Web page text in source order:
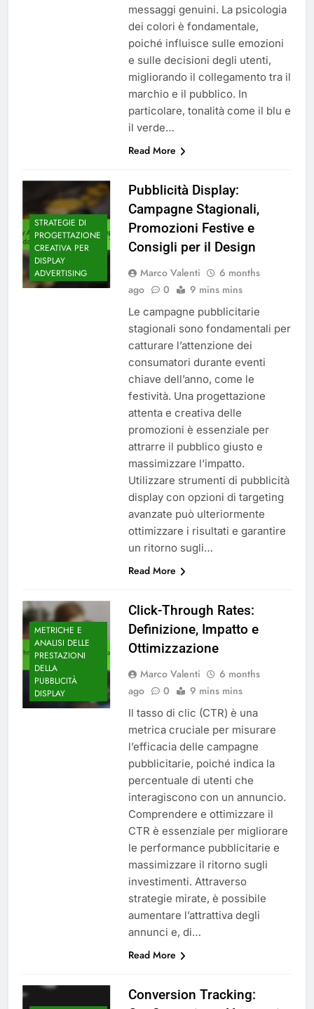
messaggi genuini. La psicologia
dei colori è fondamentale,
poiché influisce sulle emozioni
e sulle decisioni degli utenti,
migliorando il collegamento tra il
marchio e il pubblico. In
particolare, tonalità come il blu e
il verde…
Read More
STRATEGIE DI
PROGETTAZIONE
CREATIVA PER
DISPLAY
ADVERTISING
Pubblicità Display:
Campagne Stagionali,
Promozioni Festive e
Consigli per il Design
Marco Valenti
6 months
ago
0 9 mins mins
Le campagne pubblicitarie
stagionali sono fondamentali per
catturare l’attenzione dei
consumatori durante eventi
chiave dell’anno, come le
festività. Una progettazione
attenta e creativa delle
promozioni è essenziale per
attrarre il pubblico giusto e
massimizzare l’impatto.
Utilizzare strumenti di pubblicità
display con opzioni di targeting
avanzate può ulteriormente
ottimizzare i risultati e garantire
un ritorno sugli…
Read More
METRICHE E
ANALISI DELLE
PRESTAZIONI
DELLA
PUBBLICITÀ
DISPLAY
Click-Through Rates:
Definizione, Impatto e
Ottimizzazione
Marco Valenti
6 months
ago
0 9 mins mins
Il tasso di clic (CTR) è una
metrica cruciale per misurare
l’efficacia delle campagne
pubblicitarie, poiché indica la
percentuale di utenti che
interagiscono con un annuncio.
Comprendere e ottimizzare il
CTR è essenziale per migliorare
le performance pubblicitarie e
massimizzare il ritorno sugli
investimenti. Attraverso
strategie mirate, è possibile
aumentare l’attrattiva degli
annunci e, di…
Read More
Conversion Tracking: